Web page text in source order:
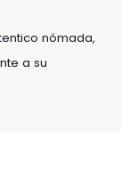
nómada,
a su
diferentes y ha